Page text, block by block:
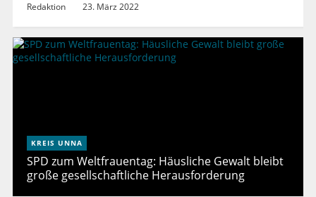
Redaktion 23. März 2022
KREIS UNNA
SPD zum Weltfrauentag: Häusliche Gewalt bleibt
große gesellschaftliche Herausforderung